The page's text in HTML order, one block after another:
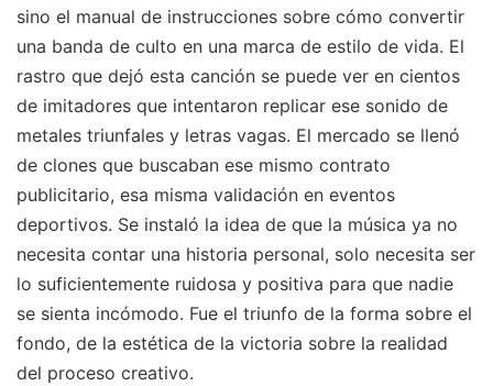
sino el manual de instrucciones sobre cómo convertir
una banda de culto en una marca de estilo de vida. El
rastro que dejó esta canción se puede ver en cientos
de imitadores que intentaron replicar ese sonido de
metales triunfales y letras vagas. El mercado se llenó
de clones que buscaban ese mismo contrato
publicitario, esa misma validación en eventos
deportivos. Se instaló la idea de que la música ya no
necesita contar una historia personal, solo necesita ser
lo suficientemente ruidosa y positiva para que nadie
se sienta incómodo. Fue el triunfo de la forma sobre el
fondo, de la estética de la victoria sobre la realidad
del proceso creativo.